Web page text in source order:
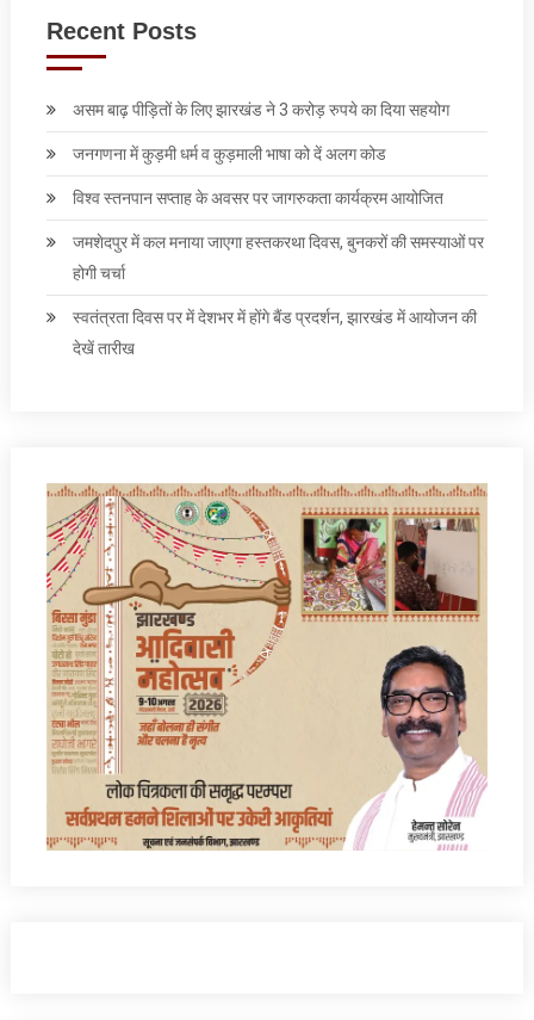
Recent Posts
असम बाढ़ पीड़ितों के लिए झारखंड ने 3 करोड़ रुपये का दिया सहयोग
जनगणना में कुड़मी धर्म व कुड़माली भाषा को दें अलग कोड
विश्व स्तनपान सप्ताह के अवसर पर जागरुकता कार्यक्रम आयोजित
जमशेदपुर में कल मनाया जाएगा हस्तकरथा दिवस, बुनकरों की समस्याओं पर
होगी चर्चा
स्वतंत्रता दिवस पर में देशभर में होंगे बैंड प्रदर्शन, झारखंड में आयोजन की
देखें तारीख